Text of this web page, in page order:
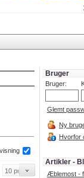
Bruger
Bruger:
Glemt
Ny
Hvorfor
Artikler -
Æblemost -